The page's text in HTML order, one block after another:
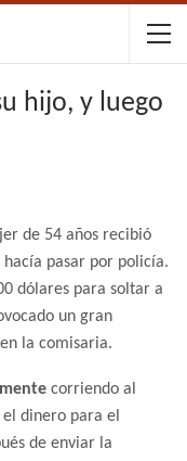
hijo, y luego
de 54 años recibió
pasar por policía.
dólares para soltar a
un gran
la comisaria.
corriendo al
dinero para el
de enviar la